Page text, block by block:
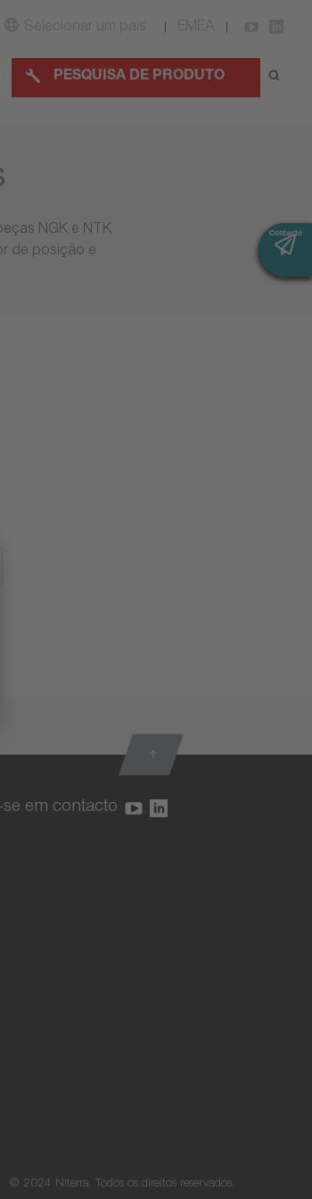
Selecionar um país EMEA
PESQUISA DE PRODUTO
NGK e NTK
de posição e
em contacto
© 2024 Niterra. Todos os direitos reservados.
Contacto
Contacto